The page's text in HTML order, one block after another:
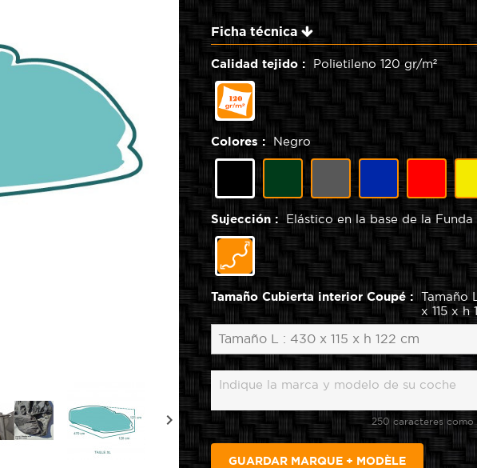

Ficha técnica
Calidad tejido : Polietileno 120 gr/m²
Polietileno
120
gr/m²
Colores : Negro
Gris
Sujección : Elástico en la base de la Funda
Elástico
en
la
base
de
la
Tamaño Cubierta interior Coupé : Tamaño
x 115 x h
250 caracteres como
GUARDAR MARQUE + MODÈLE